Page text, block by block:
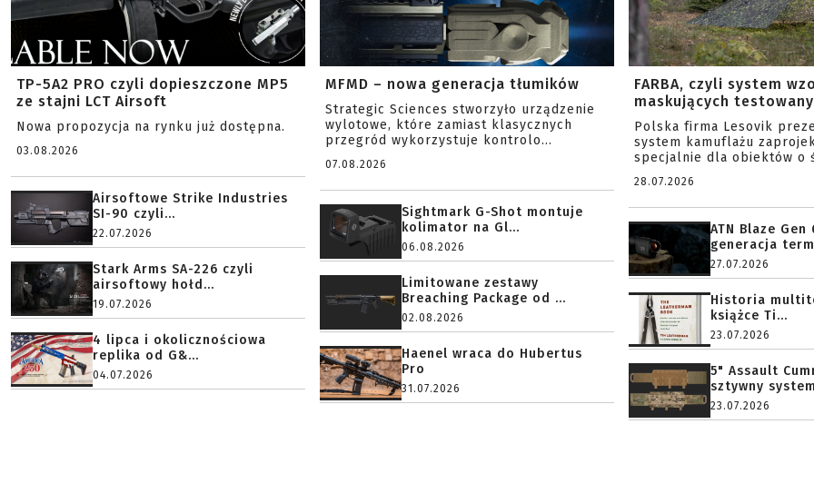
TP-5A2 PRO czyli dopieszczone MP5
ze stajni LCT Airsoft
Nowa propozycja na rynku już dostępna.
03.08.2026
Airsoftowe Strike Industries
SI-90 czyli...
22.07.2026
Stark Arms SA-226 czyli
airsoftowy hołd...
19.07.2026
4 lipca i okolicznościowa
replika od G&...
04.07.2026
MFMD – nowa generacja tłumików
Strategic Sciences stworzyło urządzenie
wylotowe, które zamiast klasycznych
przegród wykorzystuje kontrolo...
07.08.2026
Sightmark G-Shot montuje
kolimator na Gl...
06.08.2026
Limitowane zestawy
Breaching Package od ...
02.08.2026
Haenel wraca do Hubertus
Pro
31.07.2026
FARBA, czyli system
maskujących
Polska firma Lesovik
system kamuflażu
specjalnie dla obiektów o
28.07.2026
ATN Blaze Gen
generacja
27.07.2026
Historia
książce Ti...
23.07.2026
5" Assault
sztywny
23.07.2026